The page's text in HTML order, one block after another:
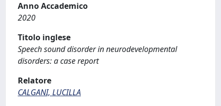
Anno Accademico
2020
Titolo inglese
Speech sound disorder in neurodevelopmental
disorders: a case report
Relatore
CALGANI, LUCILLA